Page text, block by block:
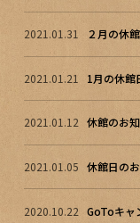
2021.01.31 ２月の休
2021.01.21 1月の休館
2021.01.12 休館のお
2021.01.05 休館日の
2020.10.22 GoToキャ